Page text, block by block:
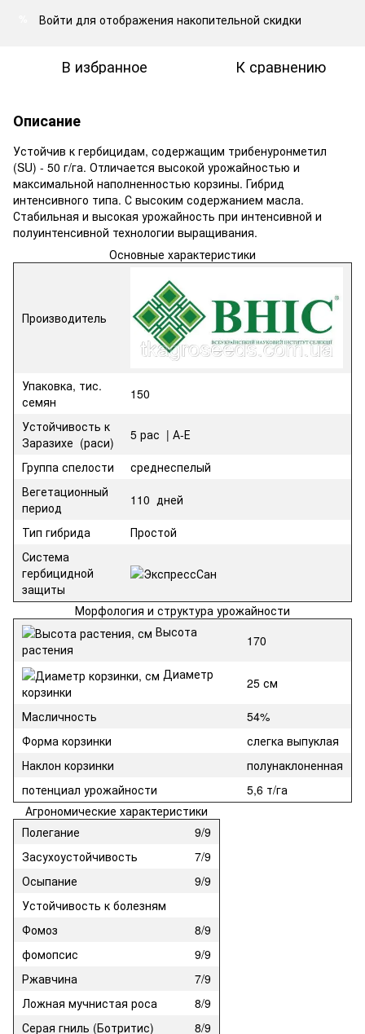
Войти для отображения накопительной скидки
В избранное К сравнению
Описание
Устойчив к гербицидам, содержащим трибенуронметил
(SU) - 50 г/га. Отличается высокой урожайностью и
максимальной наполненностью корзины. Гибрид
интенсивного типа. С высоким содержанием масла.
Стабильная и высокая урожайность при интенсивной и
полуинтенсивной технологии выращивания.
Основные характеристики
Производитель
Упаковка, тис.
семян
150
Устойчивость к
Заразихе (раси)
5 рас | А-Е
Группа спелости
среднеспелый
Вегетационный
период
110 дней
Тип гибрида
Простой
Система
гербицидной
защиты
Морфология и структура урожайности
Высота
растения
170
Диаметр
корзинки
25 см
Масличность
54%
Форма корзинки
слегка выпуклая
Наклон корзинки
полунаклоненная
потенциал урожайности
5,6 т/га
Агрономические характеристики
Полегание
9/9
Засухоустойчивость
7/9
Осыпание
9/9
Устойчивость к болезням
Фомоз
8/9
фомопсис
9/9
Ржавчина
7/9
Ложная мучнистая роса
8/9
Серая гниль (Ботритис)
8/9